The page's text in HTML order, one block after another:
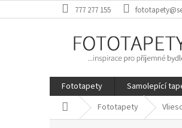
na
777 277 155
Fototapety Samolepící
Domů Fototapety